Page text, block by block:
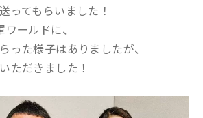
ってもらいました！
ールドに、
った様子はありましたが、
ただきました！